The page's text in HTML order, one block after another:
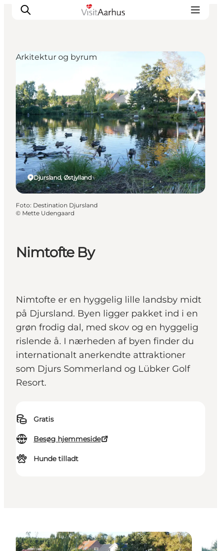
Oplevelser
Kalender
Byer og steder
Planlæg ferien
Transport
Nimtofte By
Nimtofte er en hyggelig lille landsby midt
på Djursland. Byen ligger pakket ind i en
grøn frodig dal, med skov og en hyggelig
rislende å. I nærheden af byen finder du
internationalt anerkendte attraktioner
som Djurs Sommerland og Lübker Golf
Resort.
Gratis
Besøg hjemmeside
Hunde tilladt
Djursland, Østjylland
Arkitektur og byrum
Foto: Destination Djursland
© Mette Udengaard